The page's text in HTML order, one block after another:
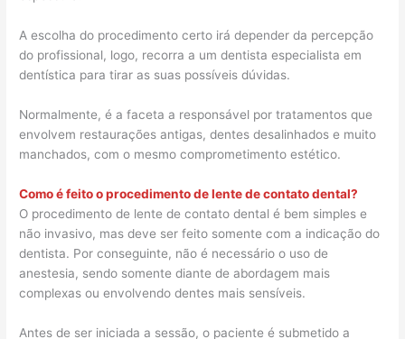
A escolha do procedimento certo irá depender da percepção
do profissional, logo, recorra a um dentista especialista em
dentística para tirar as suas possíveis dúvidas.
Normalmente, é a faceta a responsável por tratamentos que
envolvem restaurações antigas, dentes desalinhados e muito
manchados, com o mesmo comprometimento estético.
Como é feito o procedimento de lente de contato dental?
O procedimento de lente de contato dental é bem simples e
não invasivo, mas deve ser feito somente com a indicação do
dentista. Por conseguinte, não é necessário o uso de
anestesia, sendo somente diante de abordagem mais
complexas ou envolvendo dentes mais sensíveis.
Antes de ser iniciada a sessão, o paciente é submetido a